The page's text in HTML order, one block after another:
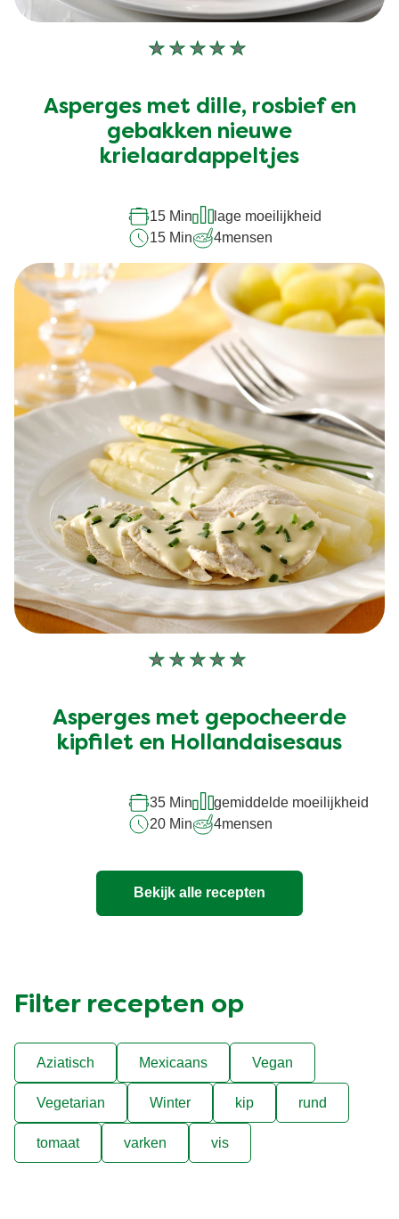
Geen
voor
deze
Asperges met dille, rosbief en
gebakken nieuwe
krielaardappeltjes
15 Min
lage moeilijkheid
15 Min
4mensen
Geen
voor
deze
Asperges met gepocheerde
kipfilet en Hollandaisesaus
35 Min
gemiddelde moeilijkheid
20 Min
4mensen
Bekijk alle recepten
Filter recepten op
Aziatisch Mexicaans Vegan
Vegetarian Winter kip rund
tomaat varken vis